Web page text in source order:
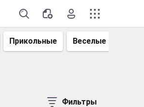
Прикольные Веселые
Фильтры